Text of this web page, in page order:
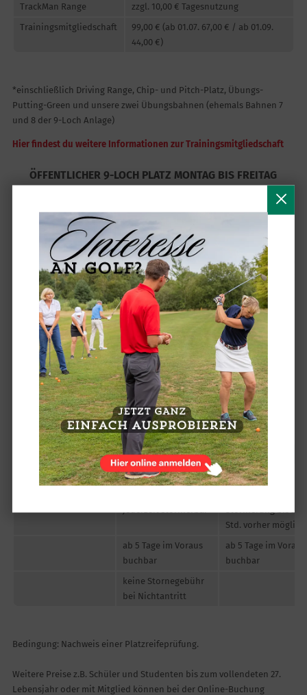
TrackMan Range
zzgl. 10,00 € Tagesnutzung
Trainingsmitgliedschaft
99,00 € (ab 01.07. 67,00 € / ab 01.09.
44,00 €)
*einschließlich Driving Range, Chip- und Pitch-Platz, Übungs-
Putting-Green und unsere zwei Übungsbahnen (ehemals Bahnen 7
und 8 der 9-Loch Anlage)
Hier findest du weitere Informationen zur Trainingsmitgliedschaft
ÖFFENTLICHER 9-LOCH PLATZ MONTAG BIS FREITAG
9-Loch Runde
28,00 €
Zahlung vor Ort,
jederzeit stornierbar
Direkte Zahlung,
Stornierung bis 24
Std. vorher möglich
ab 5 Tage im Voraus
buchbar
ab 5 Tage im Voraus
buchbar
keine Stornegebühr
bei Nichtantritt
ÖFFENTLICHER 9-LOCH PLATZ SAMSTAG / SONNTAG /
FEIERTAG
Greenfee Vor Ort
Flex Online
9-Loch Runde
35,00 €
29,00 €
Std. vorher möglich
ab 5 Tage im Voraus
buchbar
ab 5 Tage im Voraus
buchbar
keine Stornegebühr
bei Nichtantritt
Bedingung: Nachweis einer Platzreifeprüfung.
Weitere Preise z.B. Schüler und Studenten bis zum vollendeten 27.
Lebensjahr oder mit Mitglied können bei der Online-Buchung